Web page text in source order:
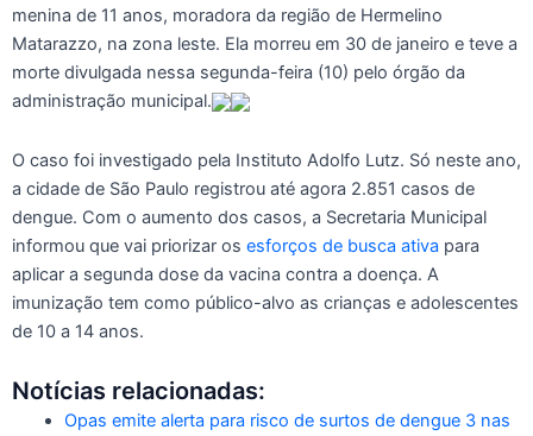
menina de 11 anos, moradora da região de Hermelino
Matarazzo, na zona leste. Ela morreu em 30 de janeiro e teve a
morte divulgada nessa segunda-feira (10) pelo órgão da
administração municipal.
O caso foi investigado pela Instituto Adolfo Lutz. Só neste ano,
a cidade de São Paulo registrou até agora 2.851 casos de
dengue. Com o aumento dos casos, a Secretaria Municipal
informou que vai priorizar os esforços de busca ativa para
aplicar a segunda dose da vacina contra a doença. A
imunização tem como público-alvo as crianças e adolescentes
de 10 a 14 anos.
Notícias relacionadas:
Opas emite alerta para risco de surtos de dengue 3 nas